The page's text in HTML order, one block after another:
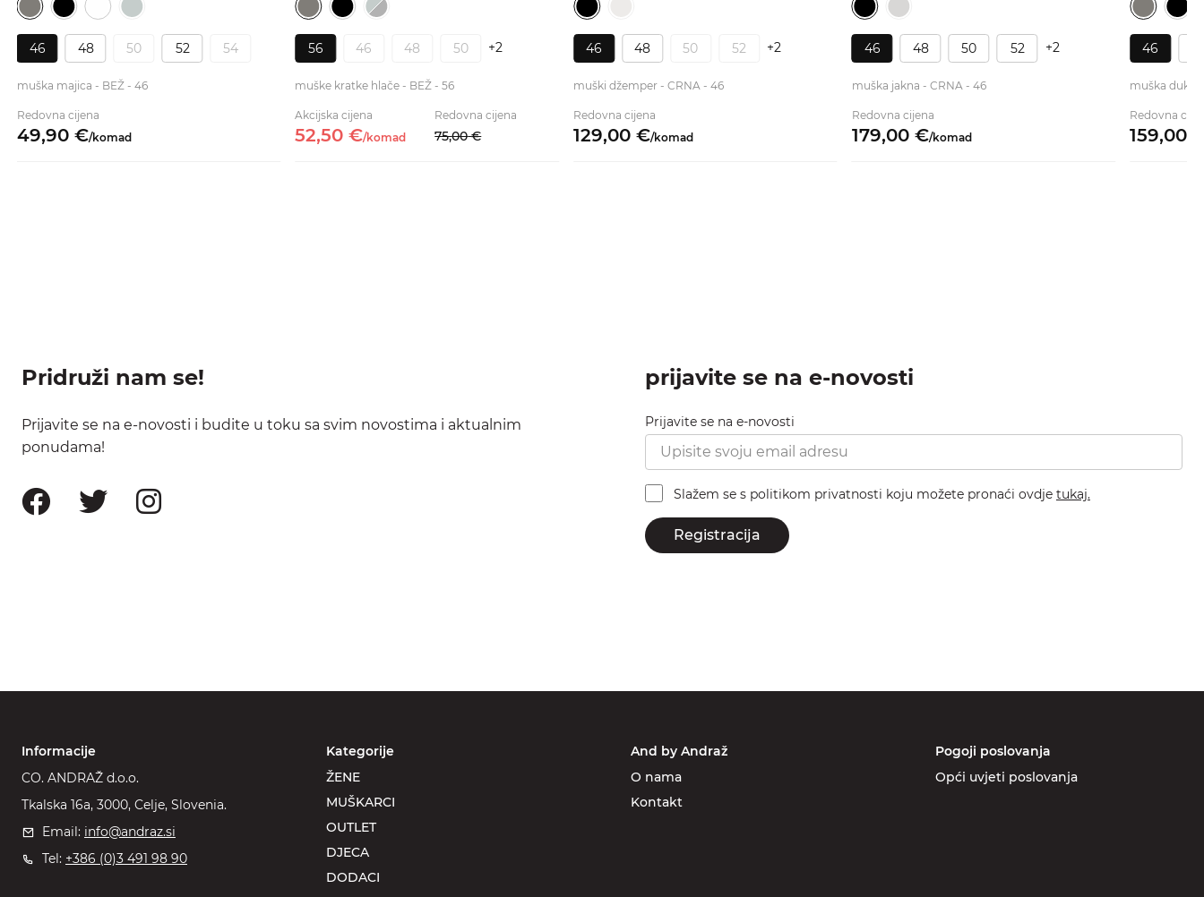
46 48 50 52 54
muška majica - BEŽ - 46
Redovna cijena
49,90 €/komad
56 46 48 50 +2
muške kratke hlače - BEŽ - 56
Akcijska cijena
52,50 €/komad
Redovna cijena
75,00 €
46 48 50 52 +2
muški džemper - CRNA - 46
Redovna cijena
129,00 €/komad
46 48 50 52 +2
muška jakna - CRNA - 46
Redovna cijena
179,00 €/komad
46
muška
Redovna
159,00
Pridruži nam se!
Prijavite se na e-novosti i budite u toku sa svim novostima i aktualnim
ponudama!
prijavite se na e-novosti
Prijavite se na e-novosti
Slažem se s politikom privatnosti koju možete pronaći ovdje tukaj.
Registracija
Informacije
CO. ANDRAŽ d.o.o.
Tkalska 16a, 3000, Celje, Slovenia.
Email: info@andraz.si
Tel: +386 (0)3 491 98 90
Kategorije
ŽENE
MUŠKARCI
OUTLET
DJECA
DODACI
And by Andraž
O nama
Kontakt
Pogoji poslovanja
Opći uvjeti poslovanja